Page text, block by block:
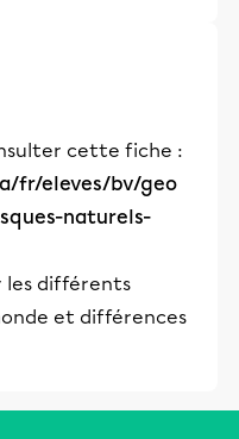
cette fiche :
fr/eleves/bv/geo
naturels-
les différents
et différences